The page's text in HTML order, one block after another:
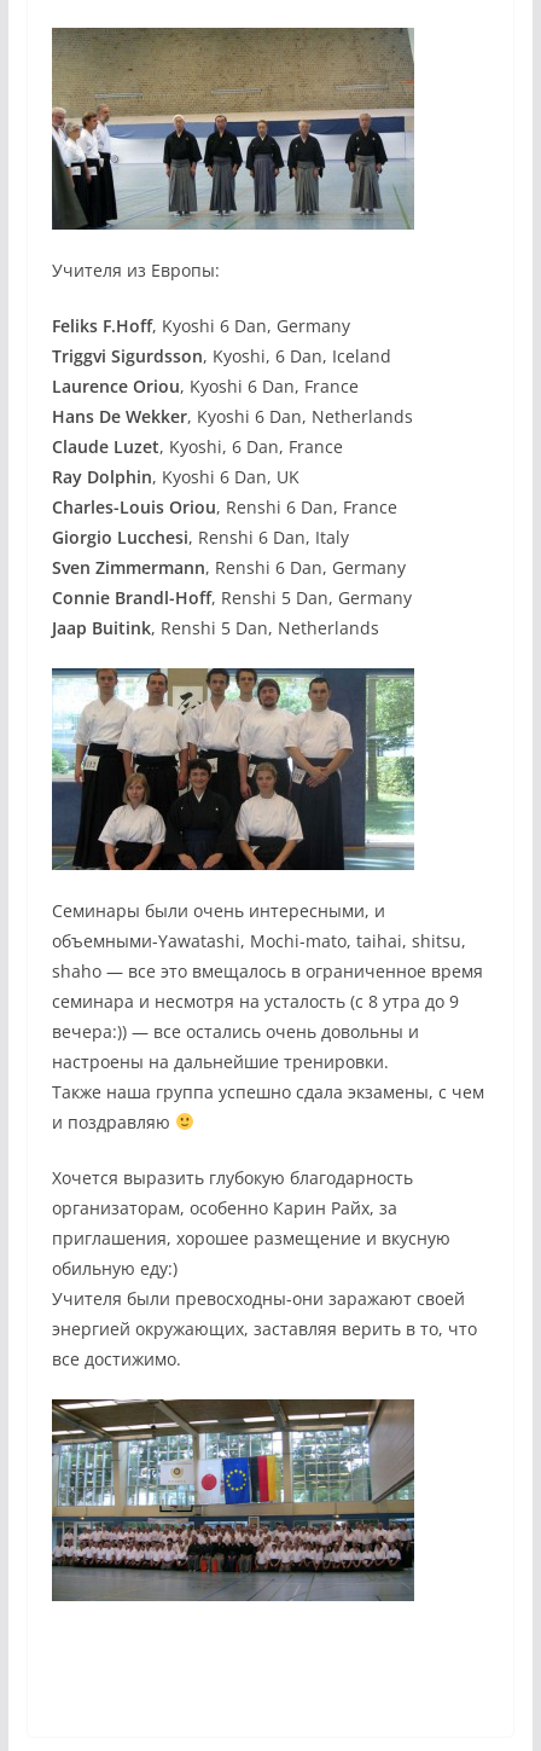
Учителя из Европы:
Feliks F.Hoff, Kyoshi 6 Dan, Germany
Triggvi Sigurdsson, Kyoshi, 6 Dan, Iceland
Laurence Oriou, Kyoshi 6 Dan, France
Hans De Wekker, Kyoshi 6 Dan, Netherlands
Claude Luzet, Kyoshi, 6 Dan, France
Ray Dolphin, Kyoshi 6 Dan, UK
Charles-Louis Oriou, Renshi 6 Dan, France
Giorgio Lucchesi, Renshi 6 Dan, Italy
Sven Zimmermann, Renshi 6 Dan, Germany
Connie Brandl-Hoff, Renshi 5 Dan, Germany
Jaap Buitink, Renshi 5 Dan, Netherlands
Семинары были очень интересными, и
объемными-Yawatashi, Mochi-mato, taihai, shitsu,
shaho — все это вмещалось в ограниченное время
семинара и несмотря на усталость (с 8 утра до 9
вечера:)) — все остались очень довольны и
настроены на дальнейшие тренировки.
Также наша группа успешно сдала экзамены, с чем
и поздравляю
Хочется выразить глубокую благодарность
организаторам, особенно Карин Райх, за
приглашения, хорошее размещение и вкусную
обильную еду:)
Учителя были превосходны-они заражают своей
энергией окружающих, заставляя верить в то, что
все достижимо.